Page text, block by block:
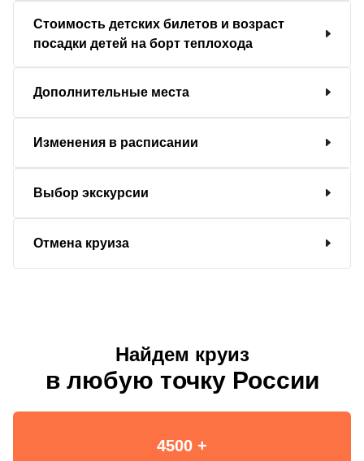
Стоимость детских билетов и возраст
посадки детей на борт теплохода
Дополнительные места
Изменения в расписании
Выбор экскурсии
Отмена круиза
Найдем круиз
в любую точку России
4500 +